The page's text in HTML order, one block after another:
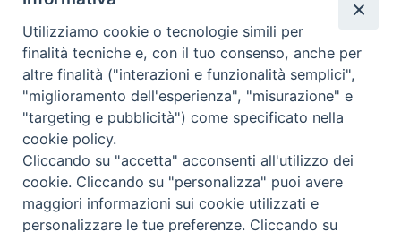
Utilizziamo cookie o tecnologie simili per
finalità tecniche e, con il tuo consenso, anche per
altre finalità ("interazioni e funzionalità semplici",
"miglioramento dell'esperienza", "misurazione" e
"targeting e pubblicità") come specificato nella
cookie policy.
Cliccando su "accetta" acconsenti all'utilizzo dei
cookie. Cliccando su "personalizza" puoi avere
maggiori informazioni sui cookie utilizzati e
personalizzare le tue preferenze. Cliccando su